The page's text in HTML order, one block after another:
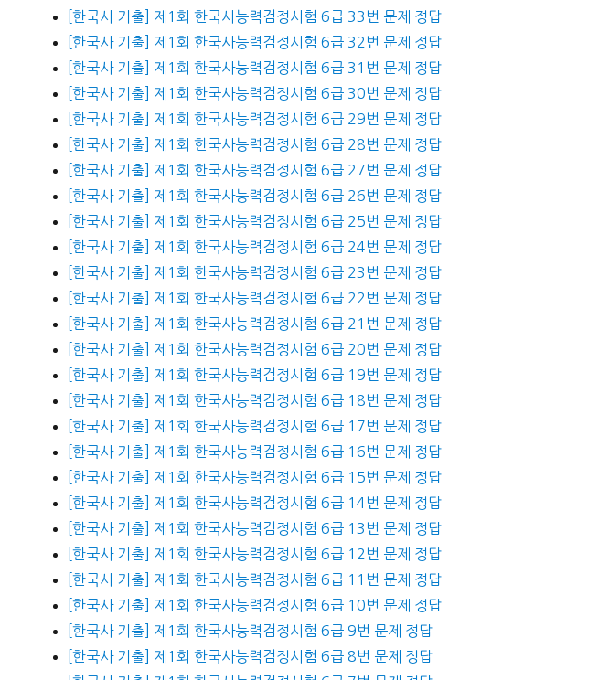
[한국사 기출] 제1회 한국사능력검정시험 6급 33번 문제 정답
[한국사 기출] 제1회 한국사능력검정시험 6급 32번 문제 정답
[한국사 기출] 제1회 한국사능력검정시험 6급 31번 문제 정답
[한국사 기출] 제1회 한국사능력검정시험 6급 30번 문제 정답
[한국사 기출] 제1회 한국사능력검정시험 6급 29번 문제 정답
[한국사 기출] 제1회 한국사능력검정시험 6급 28번 문제 정답
[한국사 기출] 제1회 한국사능력검정시험 6급 27번 문제 정답
[한국사 기출] 제1회 한국사능력검정시험 6급 26번 문제 정답
[한국사 기출] 제1회 한국사능력검정시험 6급 25번 문제 정답
[한국사 기출] 제1회 한국사능력검정시험 6급 24번 문제 정답
[한국사 기출] 제1회 한국사능력검정시험 6급 23번 문제 정답
[한국사 기출] 제1회 한국사능력검정시험 6급 22번 문제 정답
[한국사 기출] 제1회 한국사능력검정시험 6급 21번 문제 정답
[한국사 기출] 제1회 한국사능력검정시험 6급 20번 문제 정답
[한국사 기출] 제1회 한국사능력검정시험 6급 19번 문제 정답
[한국사 기출] 제1회 한국사능력검정시험 6급 18번 문제 정답
[한국사 기출] 제1회 한국사능력검정시험 6급 17번 문제 정답
[한국사 기출] 제1회 한국사능력검정시험 6급 16번 문제 정답
[한국사 기출] 제1회 한국사능력검정시험 6급 15번 문제 정답
[한국사 기출] 제1회 한국사능력검정시험 6급 14번 문제 정답
[한국사 기출] 제1회 한국사능력검정시험 6급 13번 문제 정답
[한국사 기출] 제1회 한국사능력검정시험 6급 12번 문제 정답
[한국사 기출] 제1회 한국사능력검정시험 6급 11번 문제 정답
[한국사 기출] 제1회 한국사능력검정시험 6급 10번 문제 정답
[한국사 기출] 제1회 한국사능력검정시험 6급 9번 문제 정답
[한국사 기출] 제1회 한국사능력검정시험 6급 8번 문제 정답